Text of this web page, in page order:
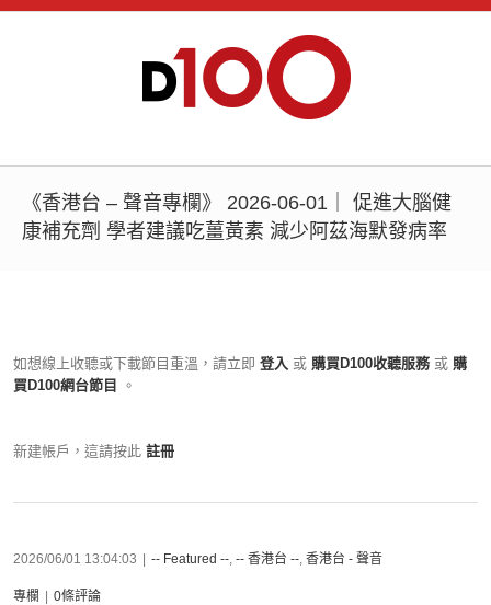
《香港台 – 聲音專欄》 2026-06-01｜ 促進大腦健
康補充劑 學者建議吃薑黃素 減少阿茲海默發病率
如想線上收聽或下載節目重溫，請立即 登入 或 購買D100收聽服務 或 購
買D100網台節目
。
新建帳戶，這請按此 註冊
2026/06/01 13:04:03 -- Featured --, -- 香港台 --, 香港台 - 聲音
專欄 0條評論